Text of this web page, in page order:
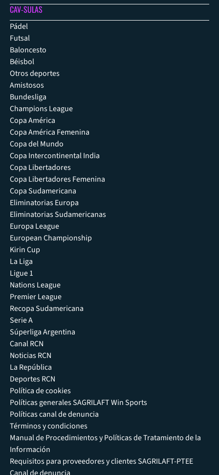
CAV-SULAS
Pádel
Futsal
Baloncesto
Béisbol
Otros deportes
Amistosos
Bundesliga
Champions League
Copa América
Copa América Femenina
Copa del Mundo
Copa Intercontinental India
Copa Libertadores
Copa Libertadores Femenina
Copa Sudamericana
Eliminatorias Europa
Eliminatorias Sudamericanas
Europa League
European Championship
Kirin Cup
La Liga
Ligue 1
Nations League
Premier League
Recopa Sudamericana
Serie A
Súperliga Argentina
Canal RCN
Noticias RCN
La República
Deportes RCN
Política de cookies
Políticas generales SAGRILAFT Win Sports
Políticas canal de denuncia
Términos y condiciones
Manual de Procedimientos y Políticas de Tratamiento de la
Información
Requisitos para proveedores y clientes SAGRILAFT-PTEE